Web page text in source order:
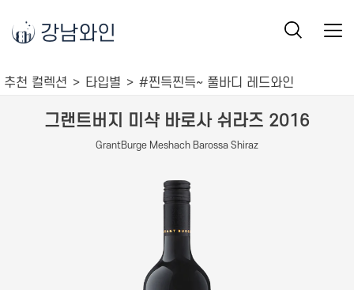
강남와인
추천 컬렉션 타입별 #찐득찐득~ 풀바디 레드와인
그랜트버지 미샥 바로사 쉬라즈 2016
GrantBurge Meshach Barossa Shiraz